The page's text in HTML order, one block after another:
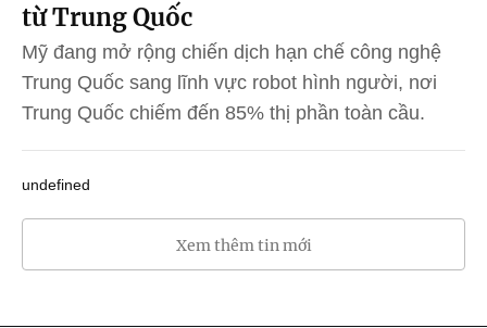
từ Trung Quốc
Mỹ đang mở rộng chiến dịch hạn chế công nghệ
Trung Quốc sang lĩnh vực robot hình người, nơi
Trung Quốc chiếm đến 85% thị phần toàn cầu.
undefined
Xem thêm tin mới